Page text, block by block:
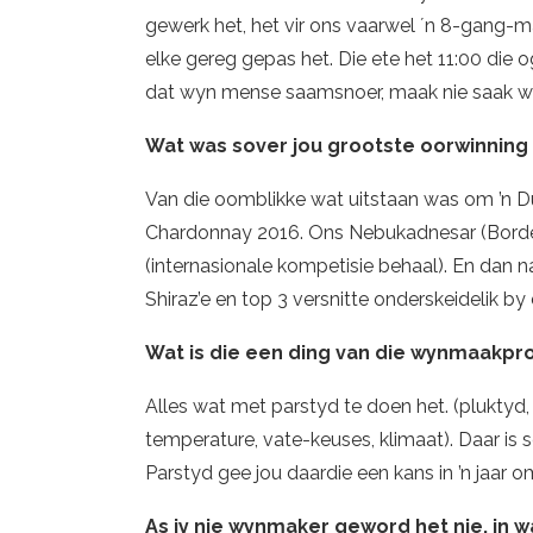
gewerk het, het vir ons vaarwel ´n 8-
elke gereg gepas het. Die ete het 11:00 die
dat wyn mense saamsnoer, maak nie saak
Wat was sover jou grootste oorwinning
Van die oomblikke wat uitstaan was om ’n
Chardonnay 2016. Ons Nebukadnesar
(internasionale kompetisie behaal). En dan
Shiraz’e en top 3 versnitte onderskeidelik
Wat is die een ding van die
Alles wat met parstyd te doen het.
temperature, vate-keuses, klimaat). Daar is
Parstyd gee jou daardie een kans in ’n jaar
As jy nie wynmaker geword het nie, in